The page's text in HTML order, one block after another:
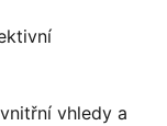
vhledy a